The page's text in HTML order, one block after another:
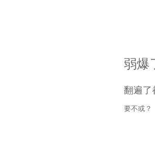
弱爆
翻遍了
要不或？